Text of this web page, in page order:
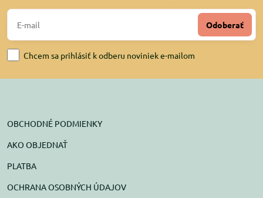
Odoberať
Chcem sa prihlásiť k odberu noviniek e-mailom
OBCHODNÉ PODMIENKY
AKO OBJEDNAŤ
PLATBA
OCHRANA OSOBNÝCH ÚDAJOV